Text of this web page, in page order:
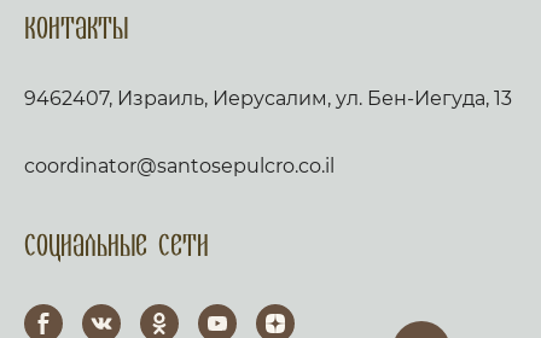
Контакты
9462407, Израиль, Иерусалим, ул. Бен-Иегуда, 13
coordinator@santosepulcro.co.il
Социальные сети